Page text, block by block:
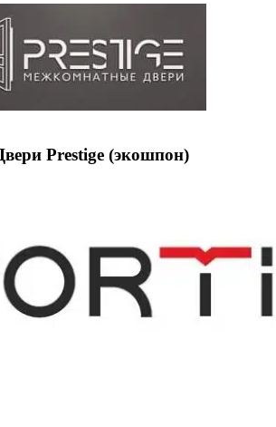
Prestige (экошпон)